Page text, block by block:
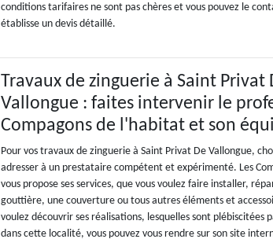
conditions tarifaires ne sont pas chères et vous pouvez le
établisse un devis détaillé.
Travaux de zinguerie à Saint Privat
Vallongue : faites intervenir le
Compagons de l'habitat et son
Pour vos travaux de zinguerie à Saint Privat De Vallongue,
adresser à un prestataire compétent et expérimenté. Les
vous propose ses services, que vous voulez faire installer,
gouttière, une couverture ou tous autres éléments et
voulez découvrir ses réalisations, lesquelles sont plébiscitées
dans cette localité, vous pouvez vous rendre sur son site